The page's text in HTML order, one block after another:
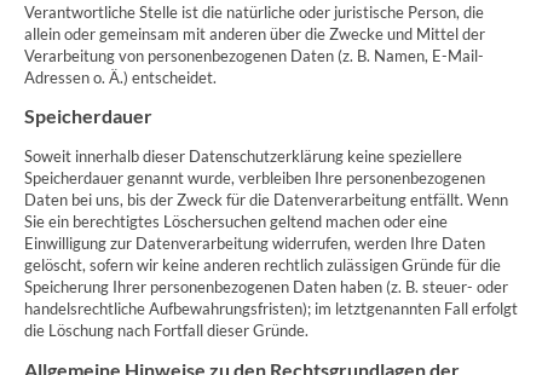
Verantwortliche Stelle ist die natürliche oder juristische Person, die
allein oder gemeinsam mit anderen über die Zwecke und Mittel der
Verarbeitung von personenbezogenen Daten (z. B. Namen, E-Mail-
Adressen o. Ä.) entscheidet.
Speicherdauer
Soweit innerhalb dieser Datenschutzerklärung keine speziellere
Speicherdauer genannt wurde, verbleiben Ihre personenbezogenen
Daten bei uns, bis der Zweck für die Datenverarbeitung entfällt. Wenn
Sie ein berechtigtes Löschersuchen geltend machen oder eine
Einwilligung zur Datenverarbeitung widerrufen, werden Ihre Daten
gelöscht, sofern wir keine anderen rechtlich zulässigen Gründe für die
Speicherung Ihrer personenbezogenen Daten haben (z. B. steuer- oder
handelsrechtliche Aufbewahrungsfristen); im letztgenannten Fall erfolgt
die Löschung nach Fortfall dieser Gründe.
Allgemeine Hinweise zu den Rechtsgrundlagen der